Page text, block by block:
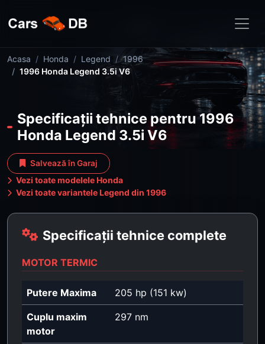
Acasa Honda Legend
1996
1996 Honda Legend 3.5i V6
Specificații tehnice pentru 1996
Honda Legend 3.5i V6
Salvează în Garaj
Vezi toate modelele Honda
Vezi toate variantele Legend din 1996
Specificații tehnice complete
MOTOR TERMIC
Putere Maxima 205 hp (151 kw)
Cuplu maxim
motor
297 nm